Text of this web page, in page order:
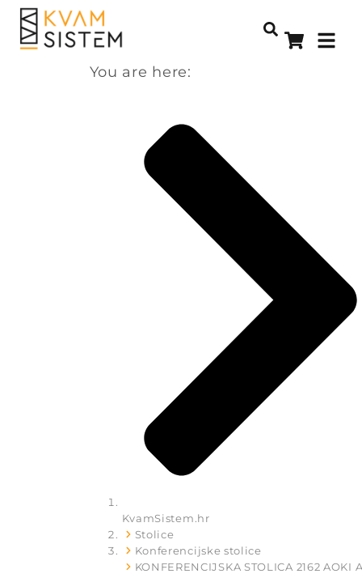
You are here:
KvamSistem.hr
Stolice
Konferencijske stolice
KONFERENCIJSKA STOLICA 2162 AOKI